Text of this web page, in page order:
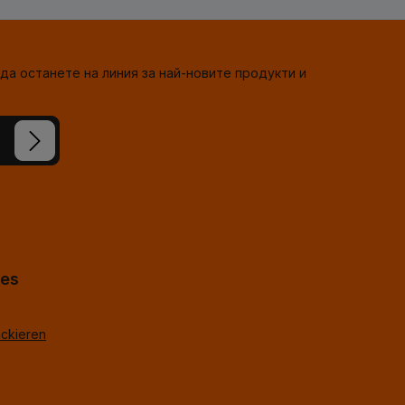
останете на линия за най-новите продукти и